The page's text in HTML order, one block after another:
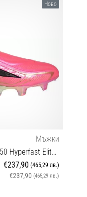
Ново
Мъжки
Футболни обувки adidas F50 Hyperfast Elite Laceless FG
€237,90 (465,29 лв.)
€237,90 (465,29 лв.)